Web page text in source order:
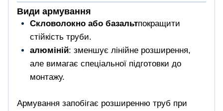
Види армування
Скловолокно або базальтпокращити
стійкість труби.
алюміній: зменшує лінійне розширення,
але вимагає спеціальної підготовки до
монтажу.
Армування запобігає розширенню труб при